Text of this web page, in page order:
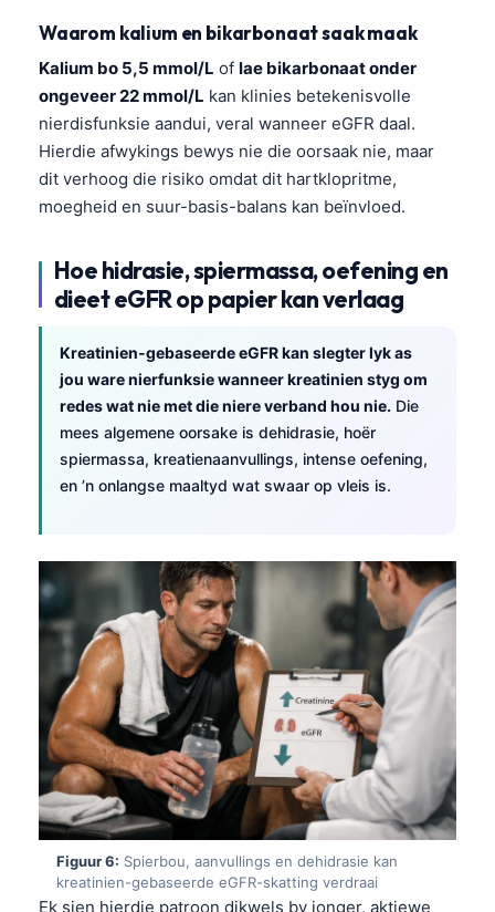
Waarom kalium en bikarbonaat saak maak
Kalium bo 5,5 mmol/L of lae bikarbonaat onder
ongeveer 22 mmol/L kan klinies betekenisvolle
nierdisfunksie aandui, veral wanneer eGFR daal.
Hierdie afwykings bewys nie die oorsaak nie, maar
dit verhoog die risiko omdat dit hartklopritme,
moegheid en suur-basis-balans kan beïnvloed.
Hoe hidrasie, spiermassa, oefening en
dieet eGFR op papier kan verlaag
Kreatinien-gebaseerde eGFR kan slegter lyk as
jou ware nierfunksie wanneer kreatinien styg om
redes wat nie met die niere verband hou nie. Die
mees algemene oorsake is dehidrasie, hoër
spiermassa, kreatienaanvullings, intense oefening,
en ’n onlangse maaltyd wat swaar op vleis is.
Figuur 6: Spierbou, aanvullings en dehidrasie kan
kreatinien-gebaseerde eGFR-skatting verdraai
Ek sien hierdie patroon dikwels by jonger, aktiewe
Čeština
ქართული
Русский
Lietuvių kalba
Polski
한국어
Slovenščina
Magyar
বাংলা
मराठी
తెలుగు
தமிழ்
ગુજરાતી
ಕನ್ನಡ
മലയാളം
Bahasa Melayu
Tagalog
ไทย
ဗမာစာ
ភាសាខ្មែរ